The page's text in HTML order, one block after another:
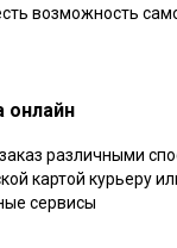
возможность
онлайн
различными
картой курьеру
сервисы